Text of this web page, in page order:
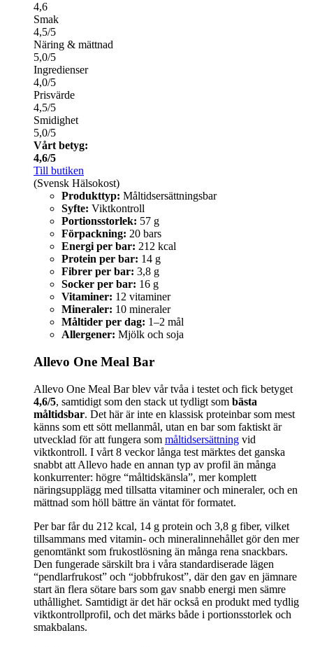
4,6
Smak
4,5/5
Näring & mättnad
5,0/5
Ingredienser
4,0/5
Prisvärde
4,5/5
Smidighet
5,0/5
Vårt betyg:
4,6/5
Till butiken
(Svensk Hälsokost)
Produkttyp: Måltidsersättningsbar
Syfte: Viktkontroll
Portionsstorlek: 57 g
Förpackning: 20 bars
Energi per bar: 212 kcal
Protein per bar: 14 g
Fibrer per bar: 3,8 g
Socker per bar: 16 g
Vitaminer: 12 vitaminer
Mineraler: 10 mineraler
Måltider per dag: 1–2 mål
Allergener: Mjölk och soja
Allevo One Meal Bar
Allevo One Meal Bar blev vår tvåa i testet och fick betyget
4,6/5, samtidigt som den stack ut tydligt som bästa
måltidsbar. Det här är inte en klassisk proteinbar som mest
känns som ett sött mellanmål, utan en bar som faktiskt är
utvecklad för att fungera som måltidsersättning vid
viktkontroll. I vårt 8 veckor långa test märktes det ganska
snabbt att Allevo hade en annan typ av profil än många
konkurrenter: högre “måltidskänsla”, mer komplett
näringsupplägg med tillsatta vitaminer och mineraler, och en
mättnad som höll bättre än väntat för formatet.
Per bar får du 212 kcal, 14 g protein och 3,8 g fiber, vilket
tillsammans med vitamin- och mineralinnehållet gör den mer
genomtänkt som frukostlösning än många rena snackbars.
Den fungerade särskilt bra i våra standardiserade lägen
“pendlarfrukost” och “jobbfrukost”, där den gav en jämnare
start än flera sötare bars som gav snabb energi men sämre
uthållighet. Samtidigt är det här också en produkt med tydlig
viktkontrollprofil, och det märks både i portionsstorlek och
smakbalans.